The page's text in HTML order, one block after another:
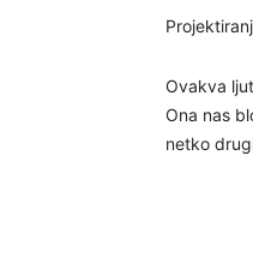
Ovakva
Ona nas
netko